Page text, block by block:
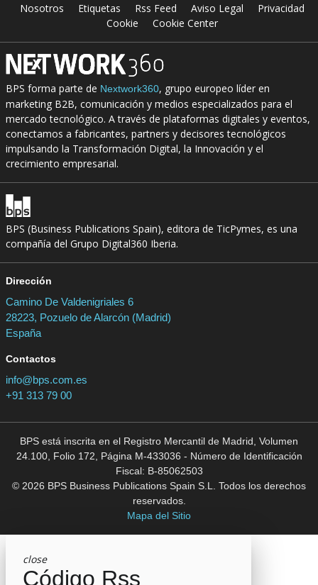
Nosotros Etiquetas Rss Feed Aviso Legal
Privacidad
Cookie
Cookie Center
BPS forma parte de Nextwork360, grupo europeo líder en
marketing B2B, comunicación y medios especializados para el
mercado tecnológico. A través de plataformas digitales y eventos,
conectamos a fabricantes, partners y decisores tecnológicos
impulsando la Transformación Digital, la Innovación y el
crecimiento empresarial.
BPS (Business Publications Spain), editora de TicPymes, es una
compañía del Grupo Digital360 Iberia.
Dirección
Camino De Valdenigriales 6
28223, Pozuelo de Alarcón (Madrid)
España
Contactos
info@bps.com.es
+91 313 79 00
BPS está inscrita en el Registro Mercantil de Madrid, Volumen
24.100, Folio 172, Página M-433036 - Número de Identificación
Fiscal: B-85062503
© 2026 BPS Business Publications Spain S.L. Todos los derechos
reservados.
Mapa del Sitio
close
Código Rss